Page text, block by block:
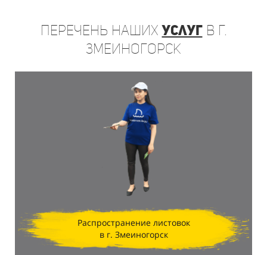
Перечень нашихуслугв г.
Змеиногорск
Распространение листовок
в г. Змеиногорск